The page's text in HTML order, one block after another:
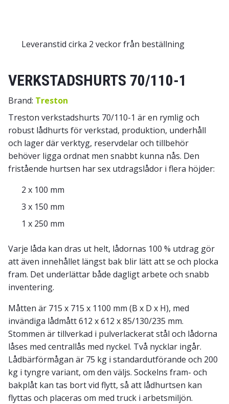
Leveranstid cirka 2 veckor från beställning
VERKSTADSHURTS 70/110-1
Brand: Treston
Treston verkstadshurts 70/110-1 är en rymlig och
robust lådhurts för verkstad, produktion, underhåll
och lager där verktyg, reservdelar och tillbehör
behöver ligga ordnat men snabbt kunna nås. Den
fristående hurtsen har sex utdragslådor i flera höjder:
2 x 100 mm
3 x 150 mm
1 x 250 mm
Varje låda kan dras ut helt, lådornas 100 % utdrag gör
att även innehållet längst bak blir lätt att se och plocka
fram. Det underlättar både dagligt arbete och snabb
inventering.
Måtten är 715 x 715 x 1100 mm (B x D x H), med
invändiga lådmått 612 x 612 x 85/130/235 mm.
Stommen är tillverkad i pulverlackerat stål och lådorna
låses med centrallås med nyckel. Två nycklar ingår.
Lådbärförmågan är 75 kg i standardutförande och 200
kg i tyngre variant, om den väljs. Sockelns fram- och
bakplåt kan tas bort vid flytt, så att lådhurtsen kan
flyttas och placeras om med truck i arbetsmiljön.